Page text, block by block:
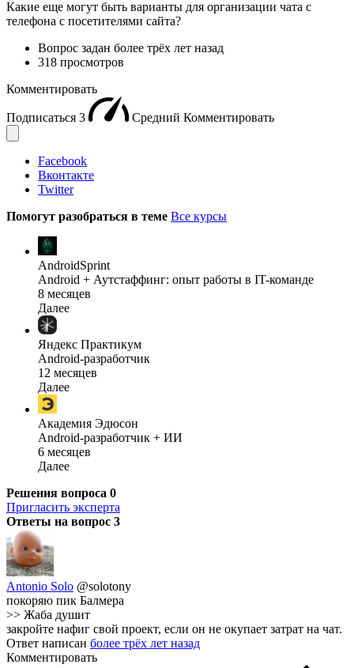
Какие еще могут быть варианты для организации чата с
телефона с посетителями сайта?
Вопрос задан более трёх лет назад
318 просмотров
Комментировать
Подписаться 3 Средний Комментировать
Facebook
Вконтакте
Twitter
Помогут разобраться в теме Все курсы
AndroidSprint
Android + Аутстаффинг: опыт работы в IT-команде
8 месяцев
Далее
Яндекс Практикум
Android-разработчик
12 месяцев
Далее
Академия Эдюсон
Android-разработчик + ИИ
6 месяцев
Далее
Решения вопроса 0
Пригласить эксперта
Ответы на вопрос 3
Antonio Solo @solotony
покоряю пик Балмера
>> Жаба душит
закройте нафиг свой проект, если он не окупает затрат на чат.
Ответ написан более трёх лет назад
Комментировать